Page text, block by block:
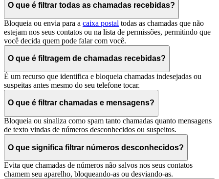
O que é filtrar todas as chamadas recebidas?
Bloqueia ou envia para a caixa postal todas as chamadas que não
estejam nos seus contatos ou na lista de permissões, permitindo que
você decida quem pode falar com você.
O que é filtragem de chamadas recebidas?
É um recurso que identifica e bloqueia chamadas indesejadas ou
suspeitas antes mesmo do seu telefone tocar.
O que é filtrar chamadas e mensagens?
Bloqueia ou sinaliza como spam tanto chamadas quanto mensagens
de texto vindas de números desconhecidos ou suspeitos.
O que significa filtrar números desconhecidos?
Evita que chamadas de números não salvos nos seus contatos
chamem seu aparelho, bloqueando-as ou desviando-as.